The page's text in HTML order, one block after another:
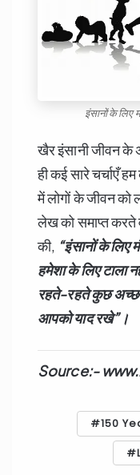
इंसानों के
खैर इंसानी जीवन के
ही कई सारे चर्चाएँ
में लोगों के जीवन
लेख को समाप्त करते
की, “इंसानों के लिए
हमेशा के लिए टाला
रहते-रहते कुछ
आपको याद रखे”।
Source:-
150